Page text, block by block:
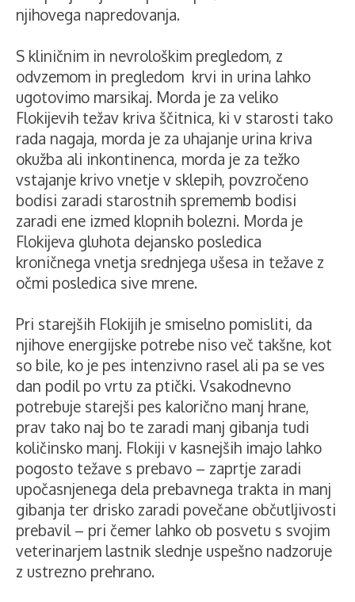
njihovega napredovanja.
S kliničnim in nevrološkim pregledom, z
odvzemom in pregledom krvi in urina lahko
ugotovimo marsikaj. Morda je za veliko
Flokijevih težav kriva ščitnica, ki v starosti tako
rada nagaja, morda je za uhajanje urina kriva
okužba ali inkontinenca, morda je za težko
vstajanje krivo vnetje v sklepih, povzročeno
bodisi zaradi starostnih sprememb bodisi
zaradi ene izmed klopnih bolezni. Morda je
Flokijeva gluhota dejansko posledica
kroničnega vnetja srednjega ušesa in težave z
očmi posledica sive mrene.
Pri starejših Flokijih je smiselno pomisliti, da
njihove energijske potrebe niso več takšne, kot
so bile, ko je pes intenzivno rasel ali pa se ves
dan podil po vrtu za ptički. Vsakodnevno
potrebuje starejši pes kalorično manj hrane,
prav tako naj bo te zaradi manj gibanja tudi
količinsko manj. Flokiji v kasnejših imajo lahko
pogosto težave s prebavo – zaprtje zaradi
upočasnjenega dela prebavnega trakta in manj
gibanja ter drisko zaradi povečane občutljivosti
prebavil – pri čemer lahko ob posvetu s svojim
veterinarjem lastnik slednje uspešno nadzoruje
z ustrezno prehrano.